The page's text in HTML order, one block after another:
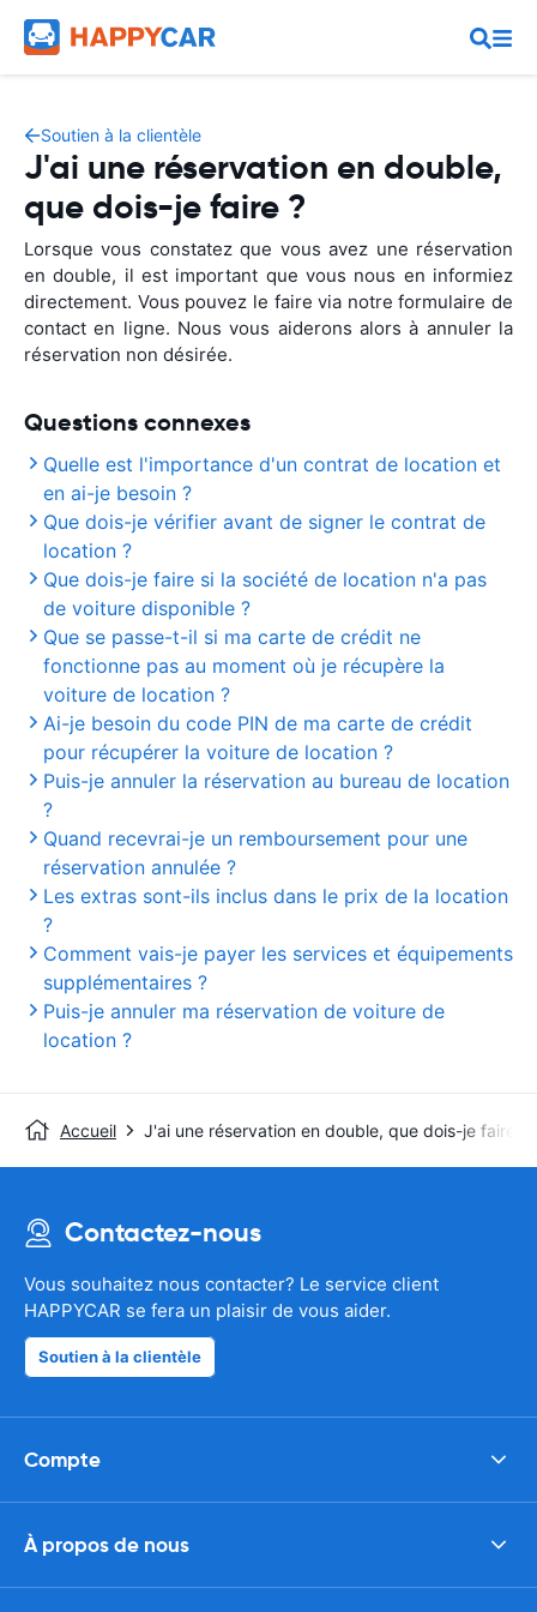
Soutien à la clientèle
J'ai une réservation en double,
que dois-je faire ?
Lorsque vous constatez que vous avez une réservation
en double, il est important que vous nous en informiez
directement. Vous pouvez le faire via notre formulaire de
contact en ligne. Nous vous aiderons alors à annuler la
réservation non désirée.
Questions connexes
Quelle est l'importance d'un contrat de location et
en ai-je besoin ?
Que dois-je vérifier avant de signer le contrat de
location ?
Que dois-je faire si la société de location n'a pas
de voiture disponible ?
Que se passe-t-il si ma carte de crédit ne
fonctionne pas au moment où je récupère la
voiture de location ?
Ai-je besoin du code PIN de ma carte de crédit
pour récupérer la voiture de location ?
Puis-je annuler la réservation au bureau de location
?
Quand recevrai-je un remboursement pour une
réservation annulée ?
Les extras sont-ils inclus dans le prix de la location
?
Comment vais-je payer les services et équipements
supplémentaires ?
Puis-je annuler ma réservation de voiture de
location ?
Accueil J'ai une réservation en double, que dois-je faire ?
Contactez-nous
Vous souhaitez nous contacter? Le service client
HAPPYCAR se fera un plaisir de vous aider.
Soutien à la clientèle
Compte
À propos de nous